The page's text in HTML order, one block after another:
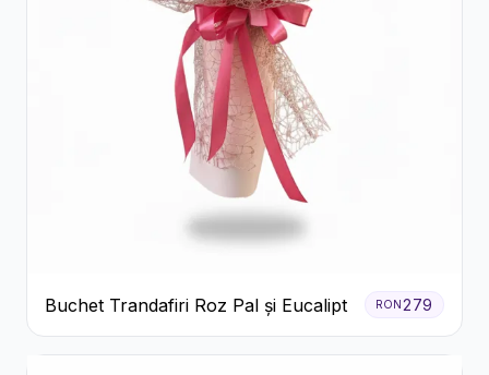
Buchet Trandafiri Roz Pal și Eucalipt RON279